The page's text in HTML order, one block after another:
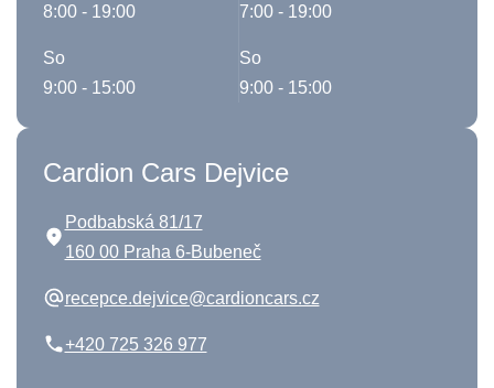
8:00 - 19:00
So
9:00 - 15:00
7:00 - 19:00
So
9:00 - 15:00
Cardion Cars Dejvice
Podbabská 81/17
160 00 Praha 6-Bubeneč
recepce.dejvice@cardioncars.cz
+420 725 326 977